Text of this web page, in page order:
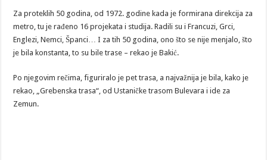
Za proteklih 50 godina, od 1972. godine kada je formirana direkcija za
metro, tu je rađeno 16 projekata i studija. Radili su i Francuzi, Grci,
Englezi, Nemci, Španci… I za tih 50 godina, ono što se nije menjalo, što
je bila konstanta, to su bile trase – rekao je Bakić.
Po njegovim rečima, figuriralo je pet trasa, a najvažnija je bila, kako je
rekao, „Grebenska trasa“, od Ustaničke trasom Bulevara i ide za
Zemun.